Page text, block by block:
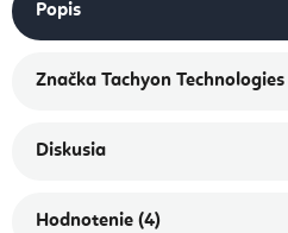
Popis
Značka Tachyon Technologies
Diskusia
Hodnotenie (4)